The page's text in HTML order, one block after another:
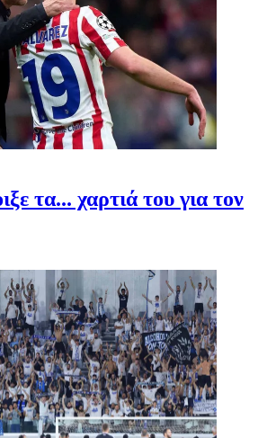
τα... χαρτιά του για τον